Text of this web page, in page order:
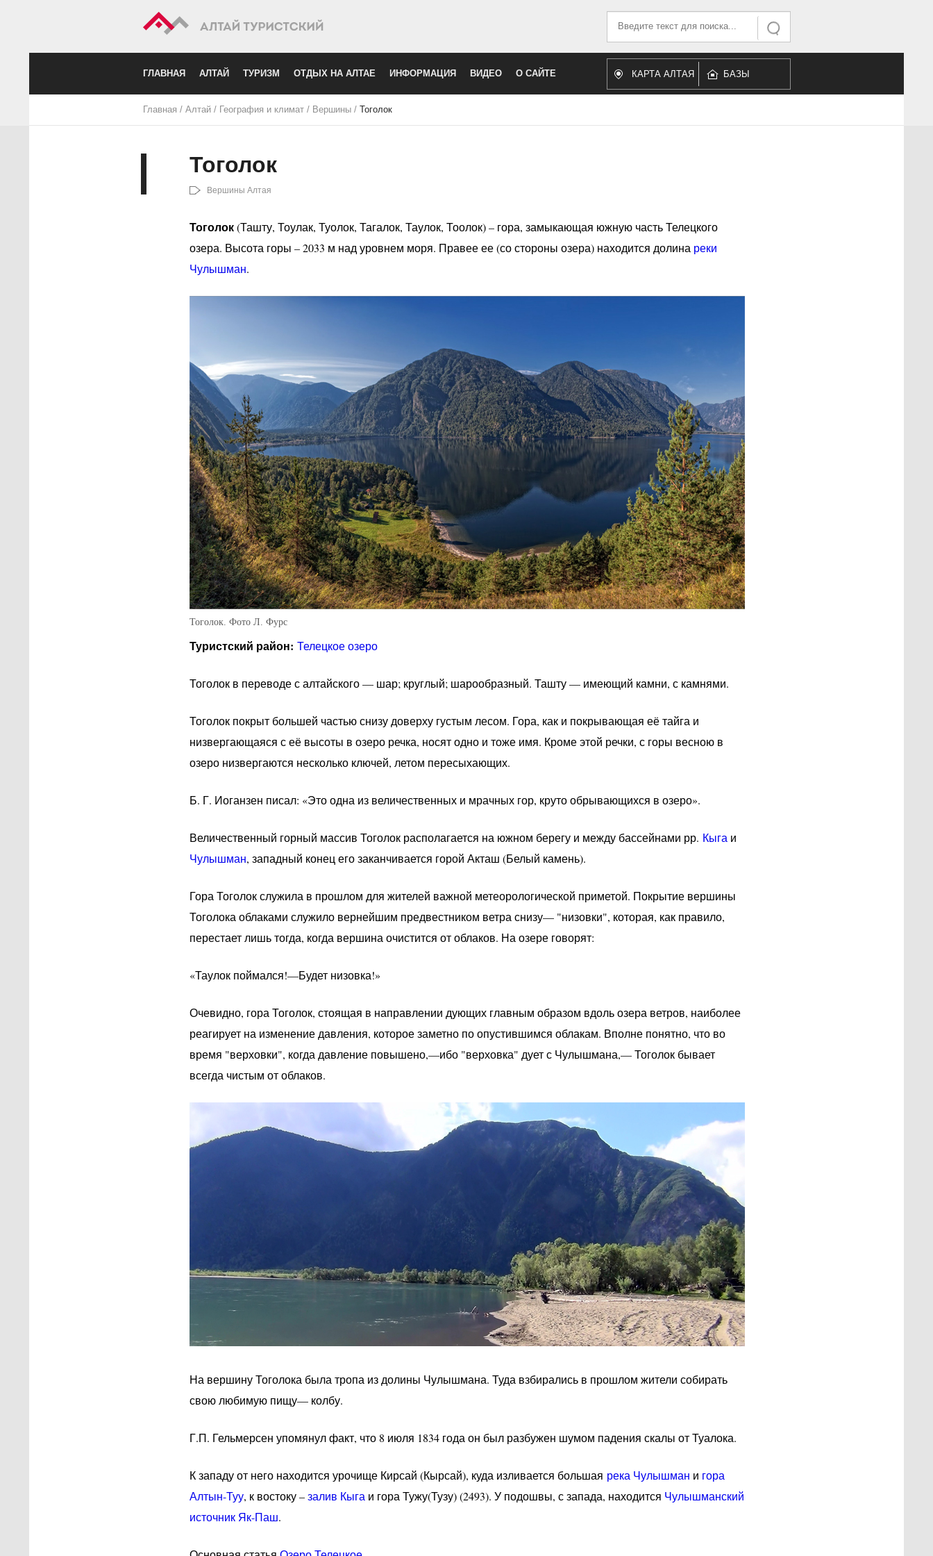
Искать
Искать...
ГЛАВНАЯ АЛТАЙ ТУРИЗМ ОТДЫХ НА АЛТАЕ ИНФОРМАЦИЯ ВИДЕО О САЙТЕ КАРТА АЛТАЯ БАЗЫ
Главная / Алтай/ География и климат/ Вершины/ Тоголок
Тоголок
Вершины Алтая
Тоголок(Ташту, Тоулак, Туолок, Тагалок, Таулок, Тоолок) – гора, замыкающая южную часть Телецкого
озера. Высота горы – 2033 м над уровнем моря. Правее ее (со стороны озера) находится долина реки
Чулышман.
Тоголок. Фото Л. Фурс
Туристский район: Телецкое озеро
Тоголок в переводе с алтайского — шар; круглый; шарообразный. Ташту — имеющий камни, с камнями.
Тоголок покрыт большей частью снизу доверху густым лесом. Гора, как и покрывающая её тайга и
низвергающаяся с её высоты в озеро речка, носят одно и тоже имя. Кроме этой речки, с горы весною в
озеро низвергаются несколько ключей, летом пересыхающих.
Б. Г. Иоганзен писал: «Это одна из величественных и мрачных гор, круто обрывающихся в озеро».
Величественный горный массив Тоголок располагается на южном берегу и между бассейнами рр. Кыга и
Чулышман, западный конец его заканчивается горой Акташ (Белый камень).
Гора Тоголок служила в прошлом для жителей важной метеорологической приметой. Покрытие вершины
Тоголока облаками служило вернейшим предвестником ветра снизу— "низовки", которая, как правило,
перестает лишь тогда, когда вершина очистится от облаков. На озере говорят:
«Таулок поймался!—Будет низовка!»
Очевидно, гора Тоголок, стоящая в направлении дующих главным образом вдоль озера ветров, наиболее
реагирует на изменение давления, которое заметно по опустившимся облакам. Вполне понятно, что во
время "верховки", когда давление повышено,—ибо "верховка" дует с Чулышмана,— Тоголок бывает
всегда чистым от облаков.
На вершину Тоголока была тропа из долины Чулышмана. Туда взбирались в прошлом жители собирать
свою любимую пищу— колбу.
Г.П. Гельмерсен упомянул факт, что 8 июля 1834 года он был разбужен шумом падения скалы от Туалока.
К западу от него находится урочище Кирсай (Кырсай), куда изливается большая река Чулышман и гора
Алтын-Туу, к востоку –залив Кыга и гора Тужу(Тузу) (2493). У подошвы, с запада, находится Чулышманский
источник Як-Паш.